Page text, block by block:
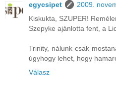
egycsipet
2009.
Kiskukta, SZUPER!
Szepyke ajánlotta fent, a
Trinity, nálunk csak
úgyhogy lehet, hogy
Válasz